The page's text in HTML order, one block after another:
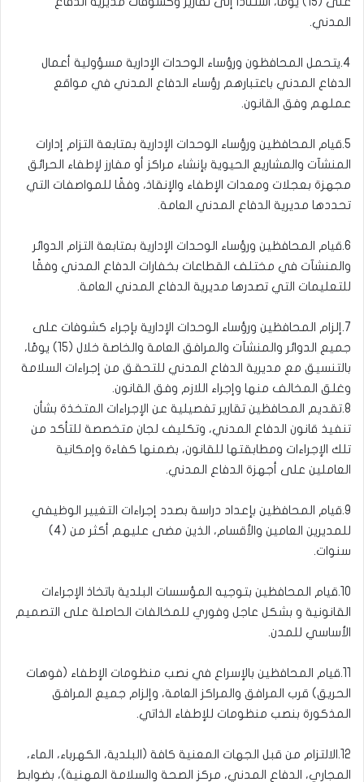
المدني.
4.يتحمل المحافظون ورؤساء الوحدات الإدارية مسؤولية أعمال
الدفاع المدني باعتبارهم رؤساء الدفاع المدني في مواقع
عملهم وفق القانون.
5.قيام المحافظين ورؤساء الوحدات الإدارية بمتابعة التزام إدارات
المنشآت والمشاريع الحيوية بإنشاء مراكز أو مفارز لإطفاء الحرائق
مجهزة بعجلات ومعدات الإطفاء والإنقاذ، وفقًا للمواصفات التي
تحددها مديرية الدفاع المدني العامة.
6.قيام المحافظين ورؤساء الوحدات الإدارية بمتابعة التزام الدوائر
والمنشآت في مختلف القطاعات بخفارات الدفاع المدني وفقًا
للتعليمات التي تصدرها مديرية الدفاع المدني العامة.
7.إلزام المحافظين ورؤساء الوحدات الإدارية بإجراء كشوفات على
جميع الدوائر والمنشآت والمرافق العامة والخاصة خلال (15) يومًا،
بالتنسيق مع مديرية الدفاع المدني للتحقق من إجراءات السلامة
وغلق المخالف منها وإجراء اللازم وفق القانون.
8.تقديم المحافظين تقارير تفصيلية عن الإجراءات المتخذة بشأن
تنفيذ قانون الدفاع المدني، وتكليف لجان متخصصة للتأكد من
تلك الإجراءات ومطابقتها للقانون، بضمنها كفاءة وإمكانية
العاملين على أجهزة الدفاع المدني.
9.قيام المحافظين بإعداد دراسة بصدد إجراءات التغيير الوظيفي
للمديرين العامين والأقسام، الذين مضى عليهم أكثر من (4)
سنوات.
10.قيام المحافظين بتوجيه المؤسسات البلدية باتخاذ الإجراءات
القانونية و بشكل عاجل وفوري للمخالفات الحاصلة على التصميم
الأساسي للمدن.
11.قيام المحافظين بالإسراع في نصب منظومات الإطفاء (فوهات
الحريق) قرب المرافق والمراكز العامة، وإلزام جميع المرافق
المذكورة بنصب منظومات للإطفاء الذاتي.
12.الالتزام من قبل الجهات المعنية كافة (البلدية، الكهرباء، الماء،
المجاري، الدفاع المدني، مركز الصحة والسلامة المهنية)، بضوابط